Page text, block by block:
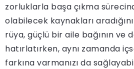
zorluklarla başa çıkma
olabilecek kaynakları
rüya, güçlü bir aile bağının ve
hatırlatırken, aynı zamanda
farkına varmanızı da